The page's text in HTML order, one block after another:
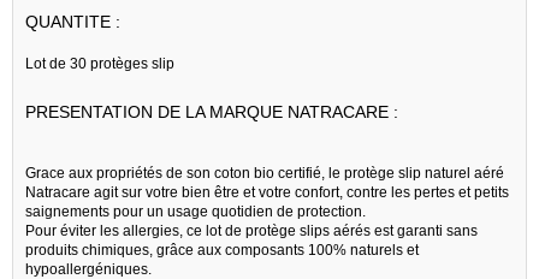
QUANTITE :
Lot de 30 protèges slip
PRESENTATION DE LA MARQUE NATRACARE :
Grace aux propriétés de son coton bio certifié, le protège slip naturel aéré
Natracare agit sur votre bien être et votre confort, contre les pertes et petits
saignements pour un usage quotidien de protection.
Pour éviter les allergies, ce lot de protège slips aérés est garanti sans
produits chimiques, grâce aux composants 100% naturels et
hypoallergéniques.